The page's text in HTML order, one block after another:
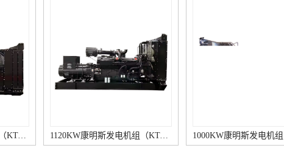
1200KW康明斯发电机组（KTA50-G8柴油机） 1120KW康明斯发电机组（KTA50-G3柴油机）